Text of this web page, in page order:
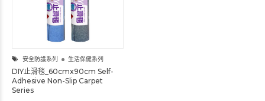
安全防護系列 生活保健系列
DIY止滑毯_60cmx90cm Self-
Adhesive Non-Slip Carpet
Series